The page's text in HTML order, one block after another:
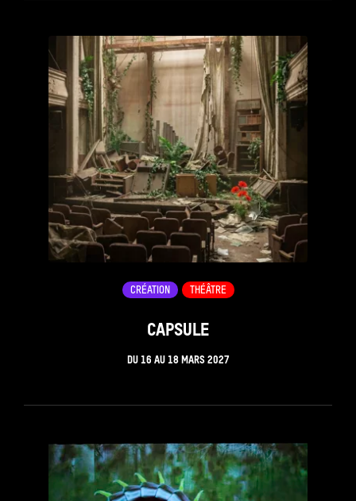
CAPSULE
DU 16 AU 18 MARS 2027
CRÉATION THÉÂTRE